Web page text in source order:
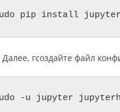
Далее, гсоздайте файл